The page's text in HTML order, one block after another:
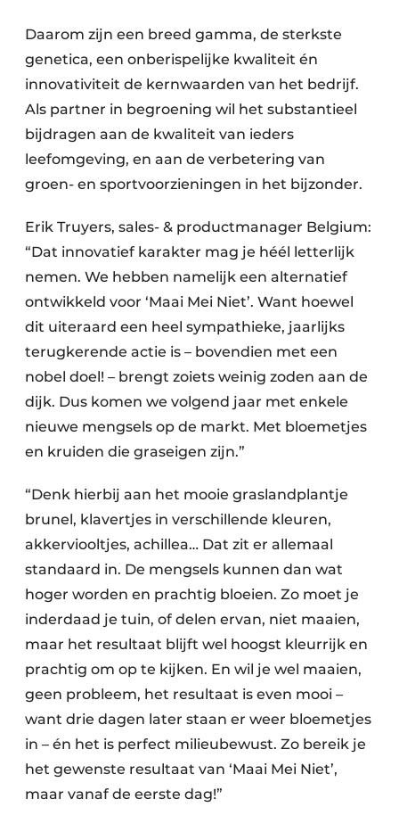
Daarom zijn een breed gamma, de sterkste
genetica, een onberispelijke kwaliteit én
innovativiteit de kernwaarden van het bedrijf.
Als partner in begroening wil het substantieel
bijdragen aan de kwaliteit van ieders
leefomgeving, en aan de verbetering van
groen- en sportvoorzieningen in het bijzonder.
Erik Truyers, sales- & productmanager Belgium:
“Dat innovatief karakter mag je héél letterlijk
nemen. We hebben namelijk een alternatief
ontwikkeld voor ‘Maai Mei Niet’. Want hoewel
dit uiteraard een heel sympathieke, jaarlijks
terugkerende actie is – bovendien met een
nobel doel! – brengt zoiets weinig zoden aan de
dijk. Dus komen we volgend jaar met enkele
nieuwe mengsels op de markt. Met bloemetjes
en kruiden die graseigen zijn.”
“Denk hierbij aan het mooie graslandplantje
brunel, klavertjes in verschillende kleuren,
akkerviooltjes, achillea… Dat zit er allemaal
standaard in. De mengsels kunnen dan wat
hoger worden en prachtig bloeien. Zo moet je
inderdaad je tuin, of delen ervan, niet maaien,
maar het resultaat blijft wel hoogst kleurrijk en
prachtig om op te kijken. En wil je wel maaien,
geen probleem, het resultaat is even mooi –
want drie dagen later staan er weer bloemetjes
in – én het is perfect milieubewust. Zo bereik je
het gewenste resultaat van ‘Maai Mei Niet’,
maar vanaf de eerste dag!”